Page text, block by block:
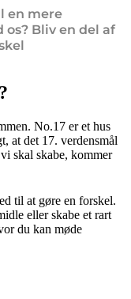
en mere
Bliv en del af
No.17 er et hus
at det 17. verdensmål
skal skabe, kommer
til at gøre en forskel.
eller skabe et rart
du kan møde